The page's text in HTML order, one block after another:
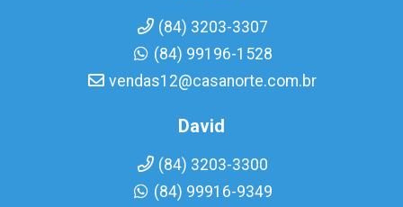
(84) 3203-3307
(84) 99196-1528
vendas12@casanorte.com.br
David
(84) 3203-3300
(84) 99916-9349